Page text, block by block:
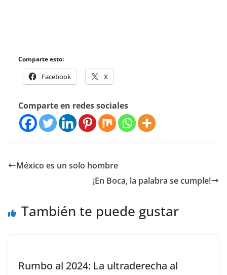
Comparte esto:
Facebook X
Comparte en redes sociales
México es un solo hombre
¡En Boca, la palabra se cumple!
También te puede gustar
Rumbo al 2024: La ultraderecha al